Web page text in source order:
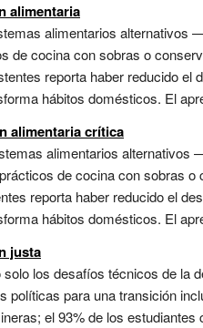
alimentaria
alimentarios
de cocina con sobras o
reporta haber reducido
hábitos domésticos. El
alimentaria crítica
alimentarios
de cocina con sobras
reporta haber reducido el
hábitos domésticos. El
justa
solo los desafíos técnicos de
para una transición
el 93% de los